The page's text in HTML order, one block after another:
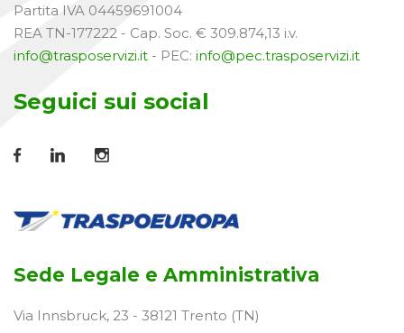
Partita IVA 04459691004
REA TN-177222 - Cap. Soc. € 309.874,13 i.v.
info@trasposervizi.it - PEC: info@pec.trasposervizi.it
Seguici sui social
Sede Legale e Amministrativa
Via Innsbruck, 23 - 38121 Trento (TN)